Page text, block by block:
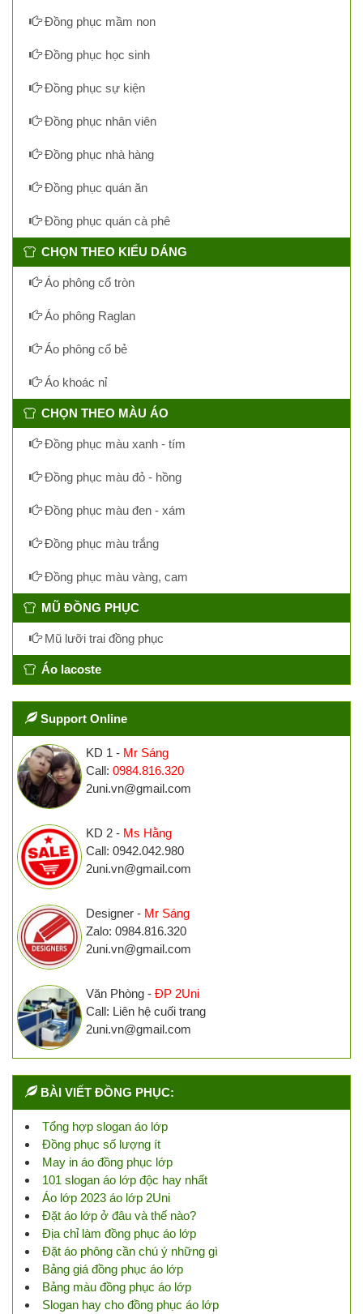
Đồng phục mầm non
Đồng phục học sinh
Đồng phục sự kiện
Đồng phục nhân viên
Đồng phục nhà hàng
Đồng phục quán ăn
Đồng phục quán cà phê
CHỌN THEO KIỂU DÁNG
Áo phông cổ tròn
Áo phông Raglan
Áo phông cổ bẻ
Áo khoác nỉ
CHỌN THEO MÀU ÁO
Đồng phục màu xanh - tím
Đồng phục màu đỏ - hồng
Đồng phục màu đen - xám
Đồng phục màu trắng
Đồng phục màu vàng, cam
MŨ ĐỒNG PHỤC
Mũ lưỡi trai đồng phục
Áo lacoste
Support Online
KD 1 - Mr Sáng
Call: 0984.816.320
2uni.vn@gmail.com
KD 2 - Ms Hằng
Call: 0942.042.980
2uni.vn@gmail.com
Designer - Mr Sáng
Zalo: 0984.816.320
2uni.vn@gmail.com
Văn Phòng - ĐP 2Uni
Call: Liên hệ cuối trang
2uni.vn@gmail.com
BÀI VIẾT ĐỒNG PHỤC:
Tổng hợp slogan áo lớp
Đồng phục số lượng ít
May in áo đồng phục lớp
101 slogan áo lớp độc hay nhất
Áo lớp 2023 áo lớp 2Uni
Đặt áo lớp ở đâu và thế nào?
Địa chỉ làm đồng phục áo lớp
Đặt áo phông cần chú ý những gì
Bảng giá đồng phục áo lớp
Bảng màu đồng phục áo lớp
Slogan hay cho đồng phục áo lớp